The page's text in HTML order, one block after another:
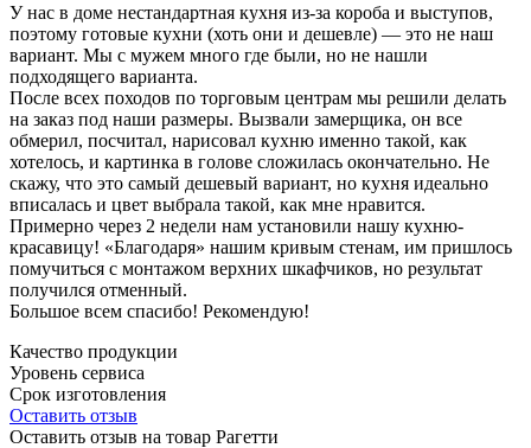
У нас в доме нестандартная кухня из-за короба и выступов,
поэтому готовые кухни (хоть они и дешевле) — это не наш
вариант. Мы с мужем много где были, но не нашли
подходящего варианта.
После всех походов по торговым центрам мы решили делать
на заказ под наши размеры. Вызвали замерщика, он все
обмерил, посчитал, нарисовал кухню именно такой, как
хотелось, и картинка в голове сложилась окончательно. Не
скажу, что это самый дешевый вариант, но кухня идеально
вписалась и цвет выбрала такой, как мне нравится.
Примерно через 2 недели нам установили нашу кухню-
красавицу! «Благодаря» нашим кривым стенам, им пришлось
помучиться с монтажом верхних шкафчиков, но результат
получился отменный.
Большое всем спасибо! Рекомендую!
Качество продукции
Уровень сервиса
Срок изготовления
Оставить отзыв
Оставить отзыв на товар Рагетти